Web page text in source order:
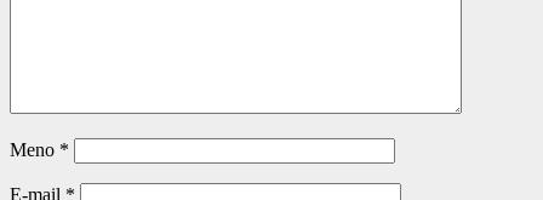
Meno *
E-mail *